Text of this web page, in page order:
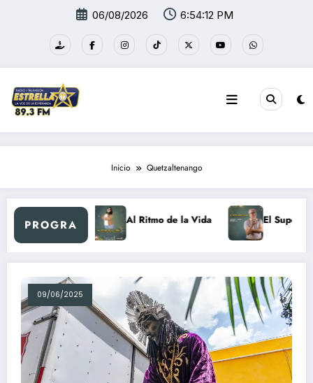
06/08/2026 6:54:12 PM
Inicio Quetzaltenango
PROGRA
día Retro Al Ritmo de la Vida El Super
09/06/2025